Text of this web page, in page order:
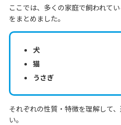
ここでは、多くの家庭で飼われて
をまとめました。
犬
猫
うさぎ
それぞれの性質・特徴を理解して
い。